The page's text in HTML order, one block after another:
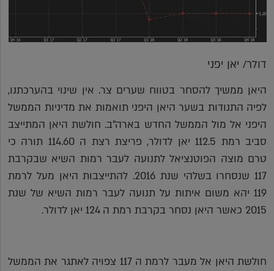
דולר/ יאן יפני
היאן ממשיך להסחר בטווח שערים צר. אין שינוי בהערכתנו,
לפיה התנודות בשער היאן היפני תואמות את מדיניות הממשל
היפני אל מול הממשל החדש בארה"ב. חולשת היאן המתייצב
סביב רמת 112.5 יאן לדולר, פריצת רצת ה 114.60 תורה כי
טרם מוצה הפוטנציאל לתנועה לעבר רמות השיא שבקרבת
117 שנסחרו בשלהי שנת 2016. להתייצבות היאן מעל לרמת
119 יהא משום איתות על תנועה לעבר רמות השיא של שנת
2015 כאשר היאן נסחר בקרבת רמת ה 124 יאן לדולר.
חולשת היאן אל מעבר לרמת ה 117 צפויה לאתגר את הממשל